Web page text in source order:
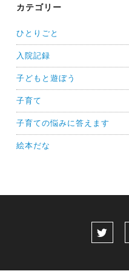
カテゴリー
ひとりごと
入院記録
子どもと遊ぼう
子育て
子育ての悩みに答えます
絵本だな